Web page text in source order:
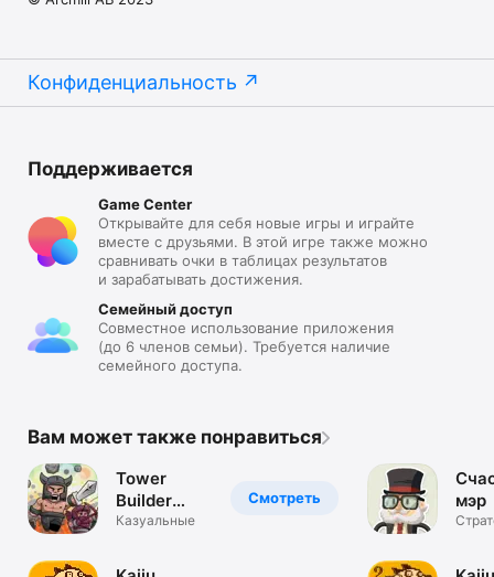
Конфиденциальность
Поддерживается
Game Center
Открывайте для себя новые игры и играйте
вместе с друзьями. В этой игре также можно
сравнивать очки в таблицах результатов
и зарабатывать достижения.
Семейный доступ
Совместное использование приложения
(до 6 членов семьи). Требуется наличие
семейного доступа.
Вам может также понравиться
Смотреть
Tower
Builder
Battle
Казуальные
мэр